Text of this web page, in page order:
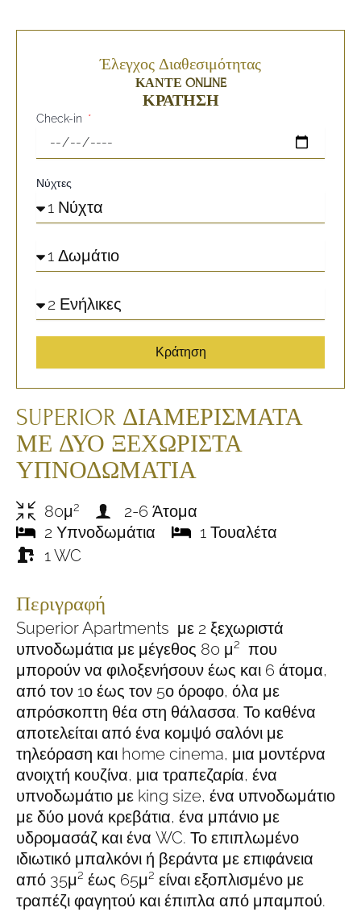
SUPERIOR ΔΙΑΜΕΡΊΣΜΑΤΑ
ΜΕ ΔΎΟ ΞΕΧΩΡΙΣΤΆ
ΥΠΝΟΔΩΜΆΤΙΑ
80μ2
2-6 Άτομα
2 Υπνοδωμάτια
1 Τουαλέτα
1 WC
Περιγραφή
Superior Apartments με 2 ξεχωριστά
υπνοδωμάτια με μέγεθος 80 μ² που
μπορούν να φιλοξενήσουν έως και 6 άτομα,
από τον 1ο έως τον 5ο όροφο, όλα με
απρόσκοπτη θέα στη θάλασσα. Το καθένα
αποτελείται από ένα κομψό σαλόνι με
τηλεόραση και home cinema, μια μοντέρνα
ανοιχτή κουζίνα, μια τραπεζαρία, ένα
υπνοδωμάτιο με king size, ένα υπνοδωμάτιο
με δύο μονά κρεβάτια, ένα μπάνιο με
υδρομασάζ και ένα WC. Το επιπλωμένο
ιδιωτικό μπαλκόνι ή βεράντα με επιφάνεια
από 35μ² έως 65μ² είναι εξοπλισμένο με
τραπέζι φαγητού και έπιπλα από μπαμπού.
Έλεγχος Διαθεσιμότητας
ΚΆΝΤΕ ONLINE
ΚΡΆΤΗΣΗ
Check-in
Νύχτες
Κράτηση